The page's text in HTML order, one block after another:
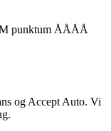
punktum ÅÅÅÅ
og Accept Auto. Vi